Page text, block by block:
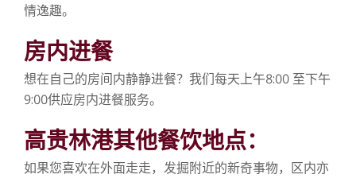
情逸趣。
房内进餐
想在自己的房间内静静进餐？我们每天上午8:00 至下午
9:00供应房内进餐服务。
高贵林港其他餐饮地点：
如果您喜欢在外面走走，发掘附近的新奇事物，区内亦